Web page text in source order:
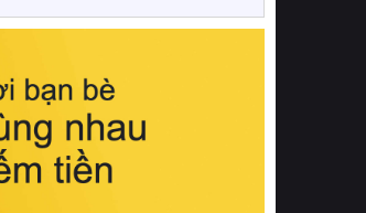
này, bạn sẽ cảm nhận rõ rệt sự khác
hồi chuẩn xác của phần đệm nâng đỡ
cột sống.
Bên cạnh đó, việc lựa chọn các dòng
sản phẩm đạt chuẩn chất lượng quốc
tế còn giúp ngăn ngừa tình trạng kích